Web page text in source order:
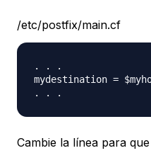
/etc/postfix/main.cf
. . .
mydestination =
Cambie la línea para